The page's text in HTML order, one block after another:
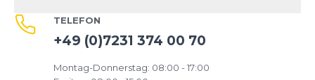
TELEFON
+49 (0)7231 374 00 70
Montag-Donnerstag: 08:00 - 17:00